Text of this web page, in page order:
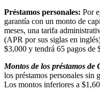
Préstamos personales: Por
garantía con un monto de
meses, una tarifa
(APR por sus siglas en
$3,000 y tendrá 65 pagos de
Montos de los préstamos de
los préstamos personales sin
Los montos inferiores a